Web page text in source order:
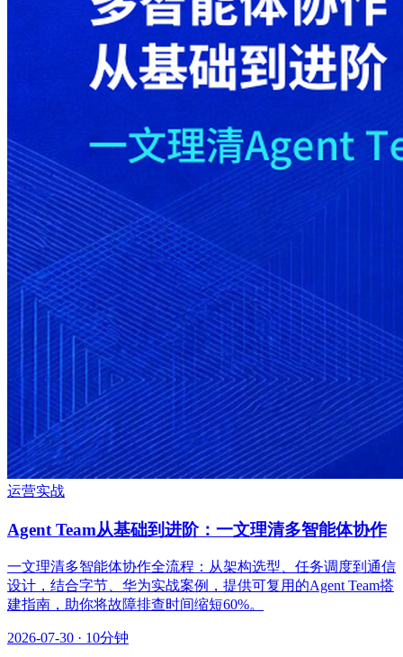
运营实战
Agent Team从基础到进阶：一文理清多智能体协作
一文理清多智能体协作全流程：从架构选型、任务调度到通信
设计，结合字节、华为实战案例，提供可复用的Agent Team搭
建指南，助你将故障排查时间缩短60%。
2026-07-30 · 10分钟